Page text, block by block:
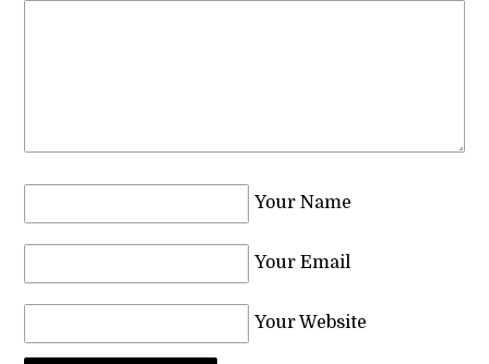
Your Name
Your Email
Your Website